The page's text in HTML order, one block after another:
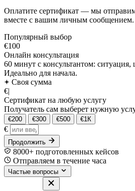
Оплатите сертификат — мы
вместе с вашим личным сообщением.
Популярный выбор
€100
Онлайн консультация
60 минут с консультантом:
Идеально для начала.
Своя сумма
€|
Сертификат на любую услугу
Получатель сам выберет нужную
€200 €300 €500 €1К
€
Продолжить
8000+ подготовленных кейсов
Отправляем в течение часа
Частые вопросы